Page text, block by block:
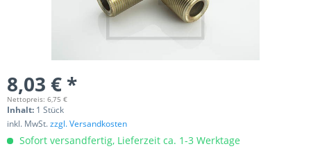
8,03 € *
Nettopreis: 6,75 €
Inhalt: 1 Stück
inkl. MwSt.zzgl. Versandkosten
Sofort versandfertig, Lieferzeit ca. 1-3 Werktage